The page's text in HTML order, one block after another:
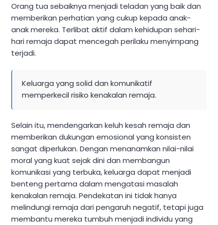
Orang tua sebaiknya menjadi teladan yang baik dan
memberikan perhatian yang cukup kepada anak-
anak mereka. Terlibat aktif dalam kehidupan sehari-
hari remaja dapat mencegah perilaku menyimpang
terjadi.
Keluarga yang solid dan komunikatif
memperkecil risiko kenakalan remaja.
Selain itu, mendengarkan keluh kesah remaja dan
memberikan dukungan emosional yang konsisten
sangat diperlukan. Dengan menanamkan nilai-nilai
moral yang kuat sejak dini dan membangun
komunikasi yang terbuka, keluarga dapat menjadi
benteng pertama dalam mengatasi masalah
kenakalan remaja. Pendekatan ini tidak hanya
melindungi remaja dari pengaruh negatif, tetapi juga
membantu mereka tumbuh menjadi individu yang